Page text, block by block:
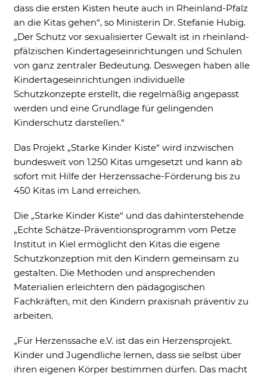
dass die ersten Kisten heute auch in Rheinland-Pfalz
an die Kitas gehen“, so Ministerin Dr. Stefanie Hubig.
„Der Schutz vor sexualisierter Gewalt ist in rheinland-
pfälzischen Kindertageseinrichtungen und Schulen
von ganz zentraler Bedeutung. Deswegen haben alle
Kindertageseinrichtungen individuelle
Schutzkonzepte erstellt, die regelmäßig angepasst
werden und eine Grundlage für gelingenden
Kinderschutz darstellen.“
Das Projekt „Starke Kinder Kiste“ wird inzwischen
bundesweit von 1.250 Kitas umgesetzt und kann ab
sofort mit Hilfe der Herzenssache-Förderung bis zu
450 Kitas im Land erreichen.
Die „Starke Kinder Kiste“ und das dahinterstehende
„Echte Schätze-Präventionsprogramm vom Petze
Institut in Kiel ermöglicht den Kitas die eigene
Schutzkonzeption mit den Kindern gemeinsam zu
gestalten. Die Methoden und ansprechenden
Materialien erleichtern den pädagogischen
Fachkräften, mit den Kindern praxisnah präventiv zu
arbeiten.
„Für Herzenssache e.V. ist das ein Herzensprojekt.
Kinder und Jugendliche lernen, dass sie selbst über
ihren eigenen Körper bestimmen dürfen. Das macht